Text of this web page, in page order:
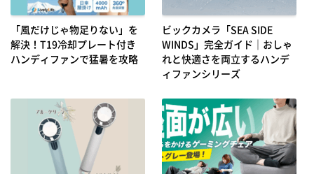
「風だけじゃ物足りない」を
解決！T19冷却プレート付き
ハンディファンで猛暑を攻略
ビックカメラ「SEA SIDE
WINDS」完全ガイド｜おしゃ
れと快適さを両立するハンデ
ィファンシリーズ